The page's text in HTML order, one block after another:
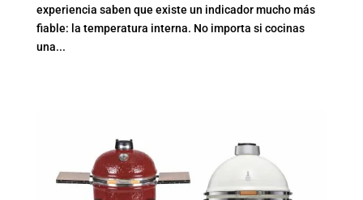
experiencia saben que existe un indicador mucho más
fiable: la temperatura interna. No importa si cocinas
una...